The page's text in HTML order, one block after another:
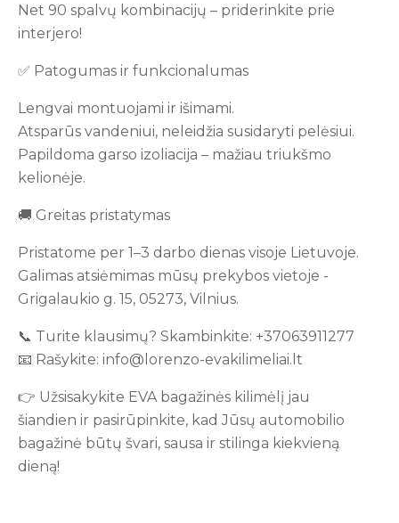
Net 90 spalvų kombinacijų – priderinkite prie
interjero!
✅ Patogumas ir funkcionalumas
Lengvai montuojami ir išimami.
Atsparūs vandeniui, neleidžia susidaryti pelėsiui.
Papildoma garso izoliacija – mažiau triukšmo
kelionėje.
🚚 Greitas pristatymas
Pristatome per 1–3 darbo dienas visoje Lietuvoje.
Galimas atsiėmimas mūsų prekybos vietoje -
Grigalaukio g. 15, 05273, Vilnius.
📞 Turite klausimų? Skambinkite: +37063911277
📧 Rašykite: info@lorenzo-evakilimeliai.lt
👉 Užsisakykite EVA bagažinės kilimėlį jau
šiandien ir pasirūpinkite, kad Jūsų automobilio
bagažinė būtų švari, sausa ir stilinga kiekvieną
dieną!